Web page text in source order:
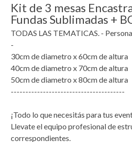
Kit de 3 mesas
Fundas Sublimadas +
TODAS LAS TEMATICAS. -
-
30cm de diametro x 60cm de altura
40cm de diametro x 70cm de altura
50cm de diametro x 80cm de altura
---------------------------------------
¡Todo lo que necesitás para tus
Llevate el equipo profesional de
correspondientes.